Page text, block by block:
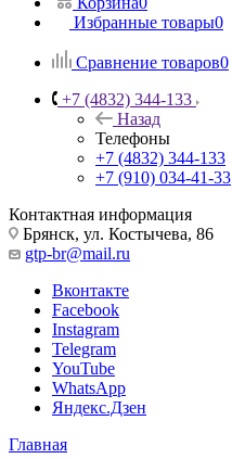
Избранные товары0
Сравнение товаров0
+7 (4832) 344-133
Назад
Телефоны
+7 (4832) 344-133
+7 (910) 034-41-33
Контактная информация
Брянск, ул. Костычева, 86
gtp-br@mail.ru
Вконтакте
Facebook
Instagram
Telegram
YouTube
WhatsApp
Яндекс.Дзен
Главная